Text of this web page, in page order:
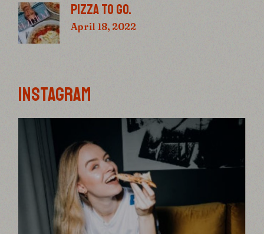
PIZZA TO GO.
April 18, 2022
INSTAGRAM